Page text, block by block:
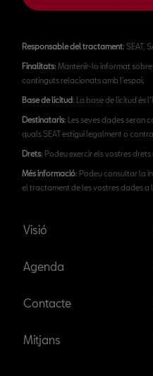
Responsable del tractament: SEAT,
Finalitats: Mantenir-lo informat
continguts relacionats amb l'espai.
Base de licitud: La base de licitud és
Destinataris: Les seves dades seran
quals SEAT estigui legalment o
Drets: Podeu exercir els vostres
Més informació: Podeu consultar la
el tractament de les vostres dades a
Visió
Agenda
Contacte
Mitjans